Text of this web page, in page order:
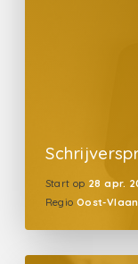
Start op 28 apr.
Regio Oost-